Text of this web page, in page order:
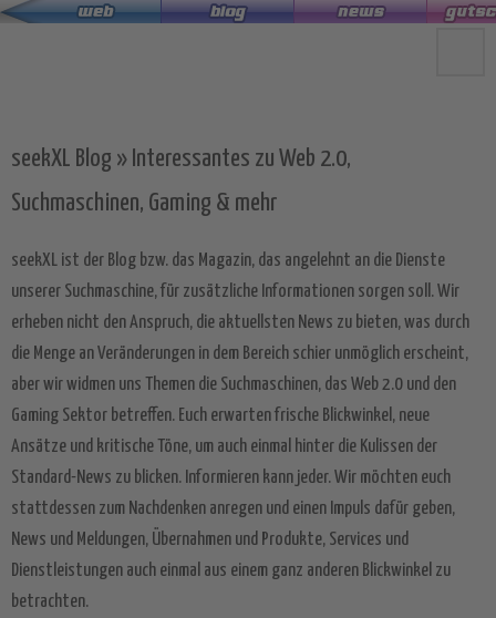
Zum
seekXL Blog » Interessantes zu Web 2.0,
Suchmaschinen, Gaming & mehr
seekXL ist der Blog bzw. das Magazin, das angelehnt an die Dienste
unserer Suchmaschine, für zusätzliche Informationen sorgen soll. Wir
erheben nicht den Anspruch, die aktuellsten News zu bieten, was durch
die Menge an Veränderungen in dem Bereich schier unmöglich erscheint,
aber wir widmen uns Themen die Suchmaschinen, das Web 2.0 und den
Gaming Sektor betreffen. Euch erwarten frische Blickwinkel, neue
Ansätze und kritische Töne, um auch einmal hinter die Kulissen der
Standard-News zu blicken. Informieren kann jeder. Wir möchten euch
stattdessen zum Nachdenken anregen und einen Impuls dafür geben,
News und Meldungen, Übernahmen und Produkte, Services und
Dienstleistungen auch einmal aus einem ganz anderen Blickwinkel zu
betrachten.